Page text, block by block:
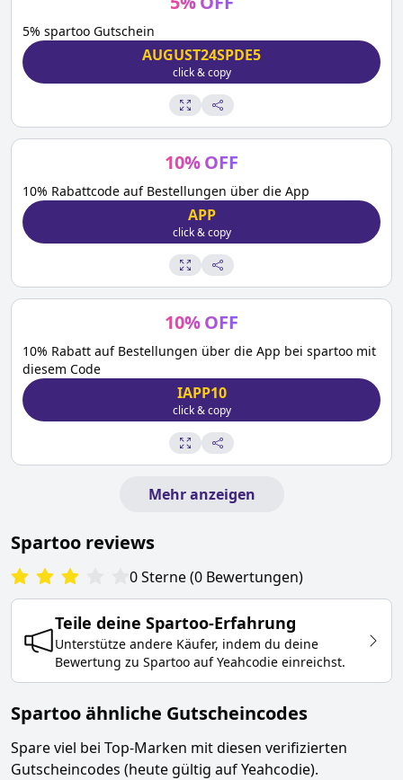
5% spartoo Gutschein
AUGUST24SPDE5
click & copy
10%OFF
10% Rabattcode auf Bestellungen über die App
APP
click & copy
10%OFF
10% Rabatt auf Bestellungen über die App bei spartoo mit
diesem Code
IAPP10
click & copy
Mehr anzeigen
Spartoo reviews
0Sterne(0 Bewertungen)
Teile deine Spartoo-Erfahrung
Unterstütze andere Käufer, indem du deine
Bewertung zu Spartoo auf Yeahcodie einreichst.
Spartoo ähnliche Gutscheincodes
Spare viel bei Top-Marken mit diesen verifizierten
Gutscheincodes (heute gültig auf Yeahcodie).